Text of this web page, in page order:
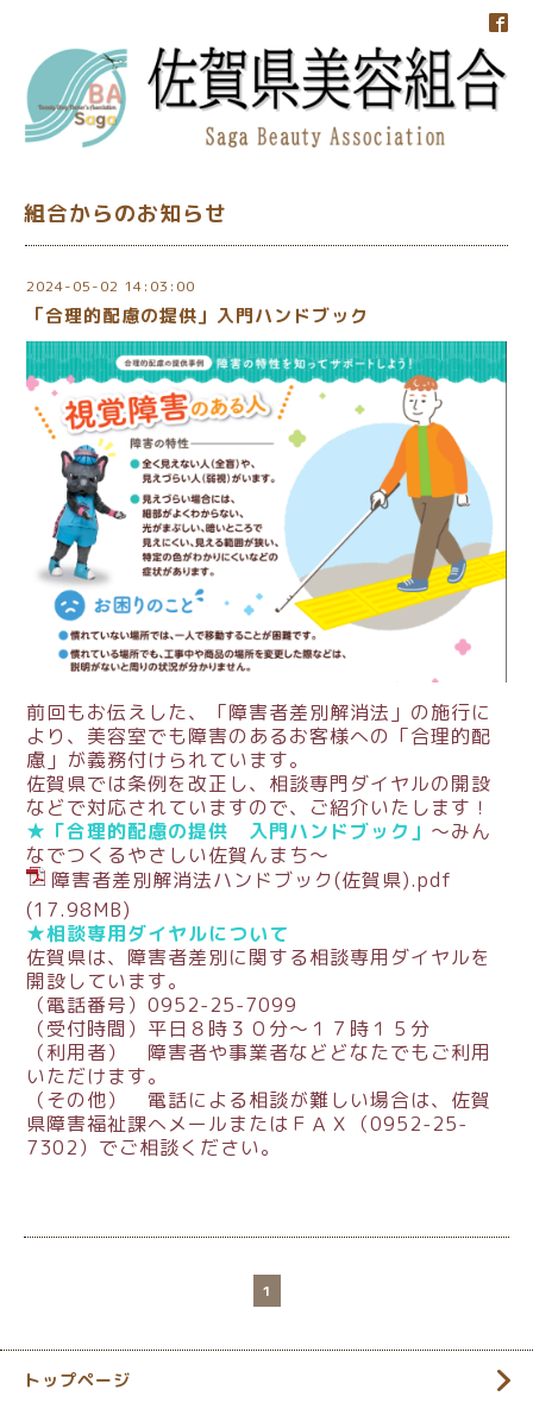
組合からのお知らせ
2024-05-02 14:03:00
「合理的配慮の提供」入門ハンドブック
前回もお伝えした、「障害者差別解消法」の施行に
より、美容室でも障害のあるお客様への「合理的配
慮」が義務付けられています。
佐賀県では条例を改正し、相談専門ダイヤルの開設
などで対応されていますので、ご紹介いたします！
★「合理的配慮の提供 入門ハンドブック」 〜みん
なでつくるやさしい佐賀んまち〜
障害者差別解消法ハンドブック(佐賀県).pdf
(17.98MB)
★相談専用ダイヤルについて
佐賀県は、障害者差別に関する相談専用ダイヤルを
開設しています。
（電話番号）0952-25-7099
（受付時間）平日８時３０分～１７時１５分
（利用者） 障害者や事業者などどなたでもご利用
いただけます。
（その他） 電話による相談が難しい場合は、佐賀
県障害福祉課へメールまたはＦＡＸ（0952-25-
7302）でご相談ください。
1
トップページ